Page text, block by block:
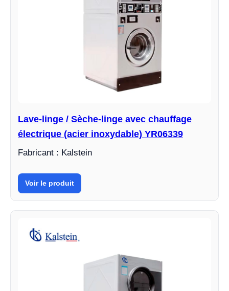
Lave-linge / Sèche-linge avec chauffage
électrique (acier inoxydable) YR06339
Fabricant : Kalstein
Voir le produit